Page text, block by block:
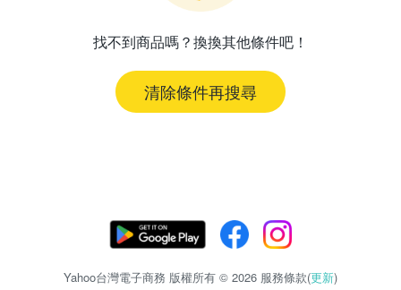
找不到商品嗎？換換其他條件吧！
清除條件再搜尋
Yahoo台灣電子商務 版權所有 © 2026 服務條款(更新)